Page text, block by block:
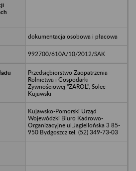
dokumentacja osobowa i płacowa
992700/610A/10/2012/SAK
Przedsiębiorstwo Zaopatrzenia
Rolnictwa i Gospodarki
Żywnościowej "ZAROL", Solec
Kujawski
Kujawsko-Pomorski Urząd
Wojewódzki Biuro Kadrowo-
Organizacyjne ul.Jagiellońska 3 85-
950 Bydgoszcz tel. (52) 349-73-03